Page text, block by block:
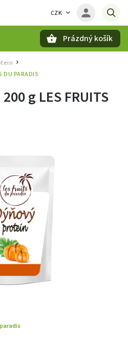
CZK
Prázdný košík
/
PARADIS
g LES FRUITS